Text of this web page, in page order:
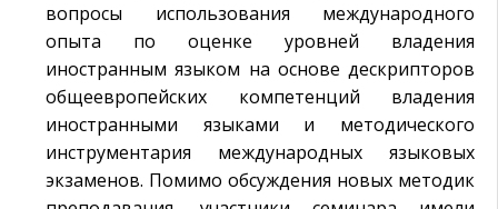
вопросы использования международного
опыта по оценке уровней владения
иностранным языком на основе дескрипторов
общеевропейских компетенций владения
иностранными языками и методического
инструментария международных языковых
экзаменов. Помимо обсуждения новых методик